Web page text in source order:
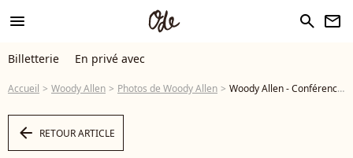
menu search newsletter
Billetterie En privé avec
Accueil Woody Allen Photos de Woody Allen Woody Allen - Conférence de presse avec les acteurs du film "Wonder Wheel" à New York. Le 14 octobre 2017 - Photo
arrow_left RETOUR ARTICLE